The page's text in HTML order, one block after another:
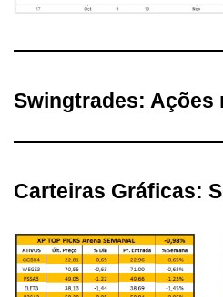
Swingtrades: Ações
Carteiras Gráficas: